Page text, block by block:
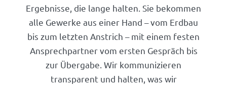
Ergebnisse, die lange halten. Sie bekommen
alle Gewerke aus einer Hand – vom Erdbau
bis zum letzten Anstrich – mit einem festen
Ansprechpartner vom ersten Gespräch bis
zur Übergabe. Wir kommunizieren
transparent und halten, was wir